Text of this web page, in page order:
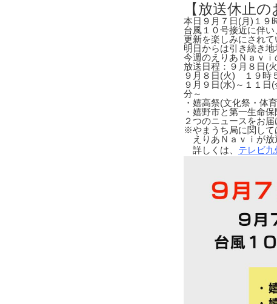
【放送休止の
本日９月７日(月)１９
台風１０号接近に伴い
更新を楽しみにされて
明日からは引き続き
今週のえりあＮａｖｉ
放送日程：９月８日(
９月８日(火) １９時
９月９日(水)～１１
分～
・嬉高祭(文化祭・体
・嬉野市と第一生命
２つのニュースをお届
※やまうち局に関して
えりあＮａｖｉが放
詳しくは、 テレビ